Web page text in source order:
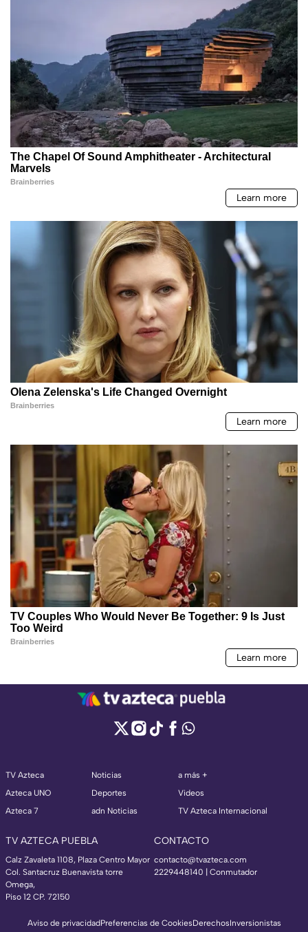
TV Azteca
Azteca UNO
Azteca 7
Noticias
Deportes
adn Noticias
a más +
Videos
TV Azteca Internacional
TV AZTECA PUEBLA
Calz Zavaleta 1108, Plaza Centro Mayor
Col. Santacruz Buenavista torre
Omega,
Piso 12 CP. 72150
CONTACTO
contacto@tvazteca.com
2229448140 | Conmutador
Aviso de privacidadPreferencias de CookiesDerechosInversionistas